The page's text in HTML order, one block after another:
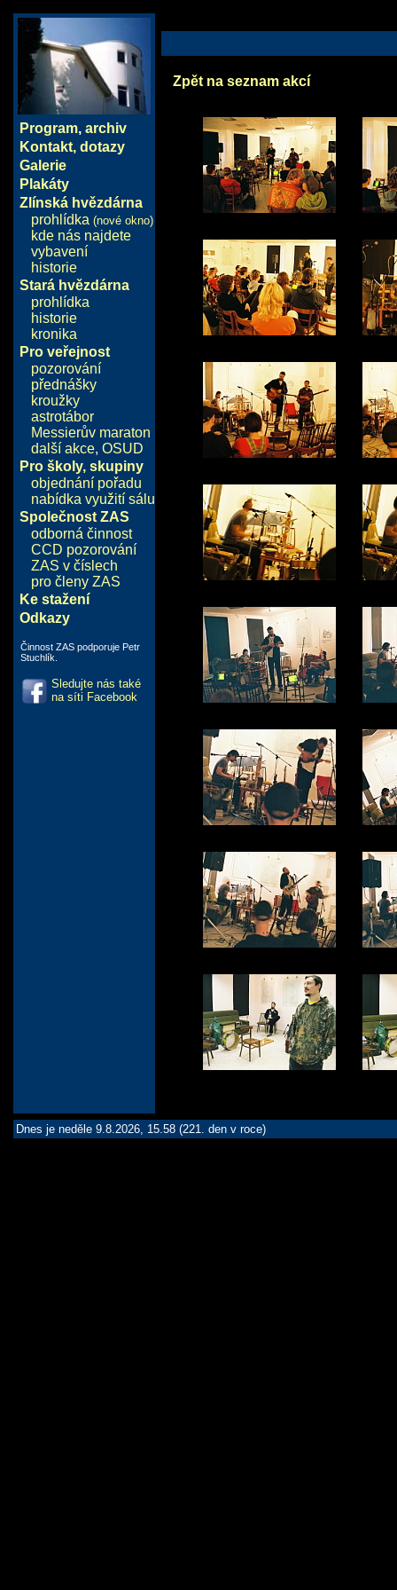
Program, archiv
Kontakt, dotazy
Galerie
Plakáty
Zlínská hvězdárna
prohlídka (nové okno)
kde nás najdete
vybavení
historie
Stará hvězdárna
prohlídka
historie
kronika
Pro veřejnost
pozorování
přednášky
kroužky
astrotábor
Messierův maraton
další akce, OSUD
Pro školy, skupiny
objednání pořadu
nabídka využití sálu
Společnost ZAS
odborná činnost
CCD pozorování
ZAS v číslech
pro členy ZAS
Ke stažení
Odkazy
Činnost ZAS podporuje Petr
Stuchlík.
Sledujte nás také
na síti Facebook
Zpět na seznam akcí
Dnes je neděle 9.8.2026, 15.58 (221. den v roce)